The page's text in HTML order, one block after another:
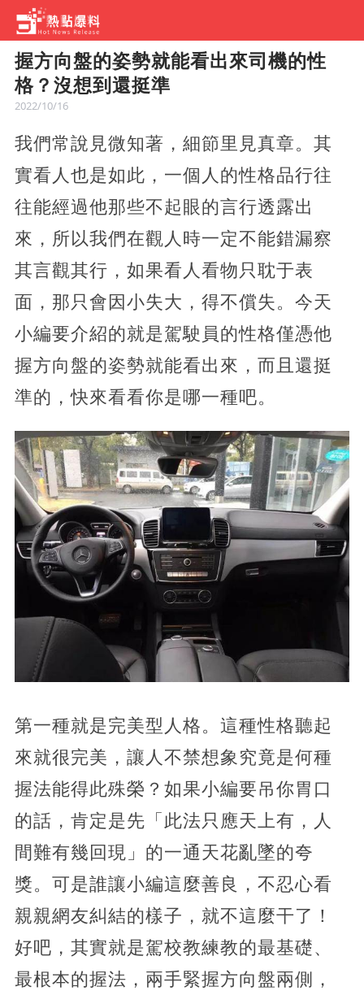
握方向盤的姿勢就能看出來司機的性
格？沒想到還挺準
2022/10/16
我們常說見微知著，細節里見真章。其
實看人也是如此，一個人的性格品行往
往能經過他那些不起眼的言行透露出
來，所以我們在觀人時一定不能錯漏察
其言觀其行，如果看人看物只耽于表
面，那只會因小失大，得不償失。今天
小編要介紹的就是駕駛員的性格僅憑他
握方向盤的姿勢就能看出來，而且還挺
準的，快來看看你是哪一種吧。
​第一種就是完美型人格。這種性格聽起
來就很完美，讓人不禁想象究竟是何種
握法能得此殊榮？如果小編要吊你胃口
的話，肯定是先「此法只應天上有，人
間難有幾回現」的一通天花亂墜的夸
獎。可是誰讓小編這麼善良，不忍心看
親親網友糾結的樣子，就不這麼干了！
好吧，其實就是駕校教練教的最基礎、
最根本的握法，兩手緊握方向盤兩側，